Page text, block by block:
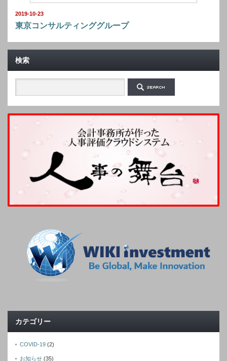
2019-10-23
東京コンサルティンググループ
検索
カテゴリー
COVID-19 (2)
お知らせ (35)